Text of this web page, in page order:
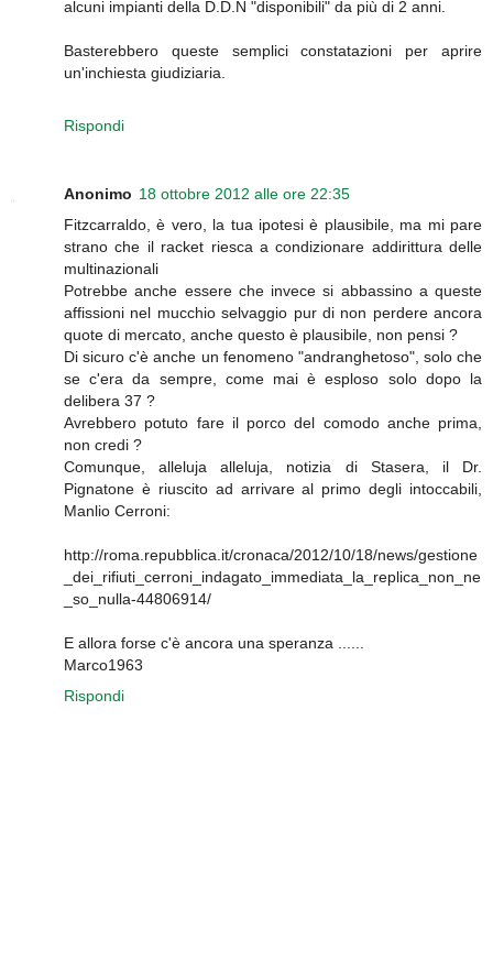
alcuni impianti della D.D.N "disponibili" da più di 2 anni.
Basterebbero queste semplici constatazioni per aprire
un'inchiesta giudiziaria.
Rispondi
Anonimo 18 ottobre 2012 alle ore 22:35
Fitzcarraldo, è vero, la tua ipotesi è plausibile, ma mi pare
strano che il racket riesca a condizionare addirittura delle
multinazionali
Potrebbe anche essere che invece si abbassino a queste
affissioni nel mucchio selvaggio pur di non perdere ancora
quote di mercato, anche questo è plausibile, non pensi ?
Di sicuro c'è anche un fenomeno "andranghetoso", solo che
se c'era da sempre, come mai è esploso solo dopo la
delibera 37 ?
Avrebbero potuto fare il porco del comodo anche prima,
non credi ?
Comunque, alleluja alleluja, notizia di Stasera, il Dr.
Pignatone è riuscito ad arrivare al primo degli intoccabili,
Manlio Cerroni:
http://roma.repubblica.it/cronaca/2012/10/18/news/gestione
_dei_rifiuti_cerroni_indagato_immediata_la_replica_non_ne
_so_nulla-44806914/
E allora forse c'è ancora una speranza ......
Marco1963
Rispondi